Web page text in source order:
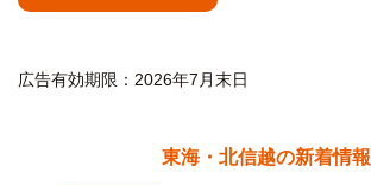
広告有効期限：2026年7月末日
東海・北信越の新着情報